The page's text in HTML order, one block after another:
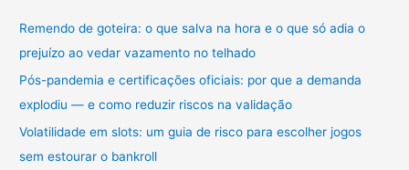
i
s
a
r
p
o
Remendo de goteira: o que salva na hora e o que só adia o
prejuízo ao vedar vazamento no telhado
Pós-pandemia e certificações oficiais: por que a demanda
explodiu — e como reduzir riscos na validação
Volatilidade em slots: um guia de risco para escolher jogos
sem estourar o bankroll